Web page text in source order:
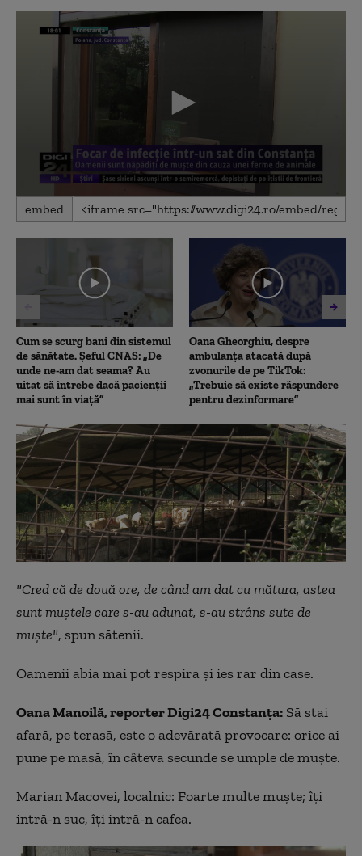
0
seconds
2
embed
Cum se scurg bani din sistemul
de sănătate. Șeful CNAS: „De
unde ne-am dat seama? Au
uitat să întrebe dacă pacienții
mai sunt în viață”
Oana Gheorghiu, despre
ambulanța atacată după
zvonurile de pe TikTok:
„Trebuie să existe răspundere
pentru dezinformare”
"Cred că de două ore, de când am dat cu mătura, astea
sunt muştele care s-au adunat, s-au strâns sute de
muşte", spun sătenii.
Oamenii abia mai pot respira şi ies rar din case.
Oana Manoilă, reporter Digi24 Constanţa: Să stai
afară, pe terasă, este o adevărată provocare: orice ai
pune pe masă, în câteva secunde se umple de muşte.
Marian Macovei, localnic: Foarte multe muşte; îţi
intră-n suc, îţi intră-n cafea.